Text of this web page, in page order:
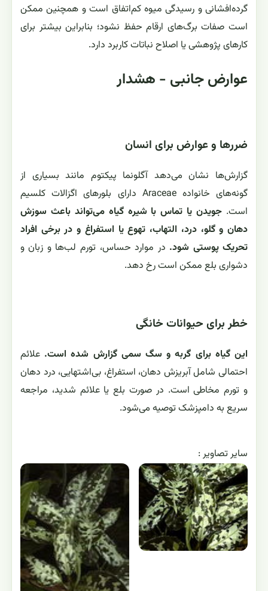
گرده‌افشانی و رسیدگی میوه کم‌اتفاق است و همچنین ممکن
است صفات برگ‌های ارقام حفظ نشود؛ بنابراین بیشتر برای
کارهای پژوهشی یا اصلاح نباتات کاربرد دارد.
عوارض جانبی - هشدار
ضررها و عوارض برای انسان
گزارش‌ها نشان می‌دهد آگلونما پیکتوم مانند بسیاری از
گونه‌های خانواده Araceae دارای بلورهای اگزالات کلسیم
است. جویدن یا تماس با شیره گیاه می‌تواند باعث سوزش
دهان و گلو، درد، التهاب، تهوع یا استفراغ و در برخی افراد
تحریک پوستی شود. در موارد حساس، تورم لب‌ها و زبان و
دشواری بلع ممکن است رخ دهد.
خطر برای حیوانات خانگی
این گیاه برای گربه و سگ سمی گزارش شده است. علائم
احتمالی شامل آبریزش دهان، استفراغ، بی‌اشتهایی، درد دهان
و تورم مخاطی است. در صورت بلع یا علائم شدید، مراجعه
سریع به دامپزشک توصیه می‌شود.
ساير تصاوير :